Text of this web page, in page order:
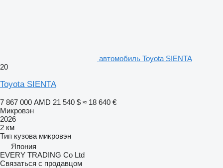
автомобиль Toyota SIENTA
20
Toyota SIENTA
7 867 000 AMD 21 540 $ ≈ 18 640 €
Микровэн
2026
2 км
Тип кузова микровэн
Япония
EVERY TRADING Co Ltd
Связаться с продавцом